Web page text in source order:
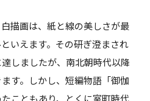
描画は、紙と線の美しさが最
いえます。その研ぎ澄まされ
しましたが、南北朝時代以降
す。しかし、短編物語「御伽
こともあり、とくに室町時代